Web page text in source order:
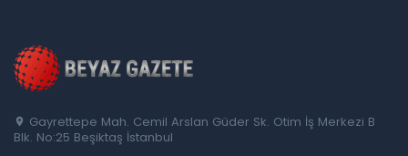
Gayrettepe Mah. Cemil Arslan Güder Sk. Otim İş Merkezi B
Blk. No:25 Beşiktaş İstanbul